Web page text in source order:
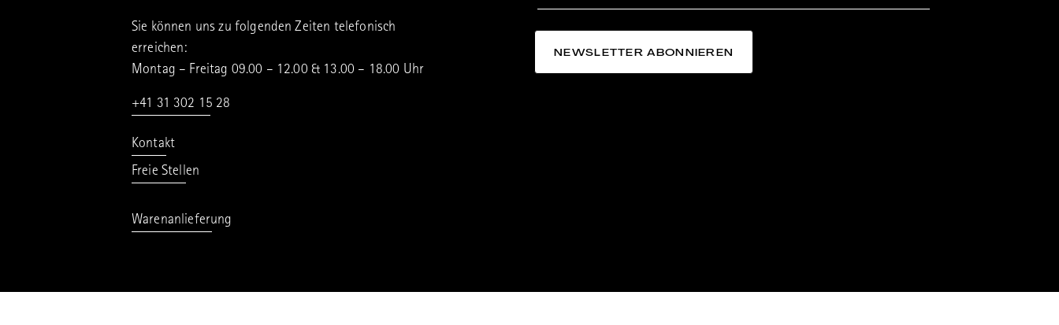
Sie können uns zu folgenden Zeiten telefonisch
erreichen:
Montag – Freitag 09.00 – 12.00 & 13.00 – 18.00 Uhr
+41 31 302 15 28
Kontakt
Freie Stellen
Warenanlieferung